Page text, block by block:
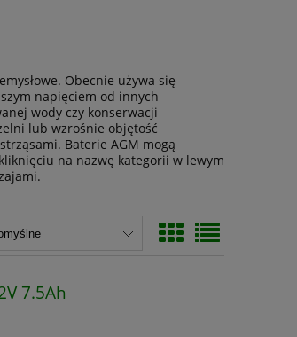
Obecnie używa się
napięciem od innych
wody czy konserwacji
lub wzrośnie objętość
Baterie AGM mogą
na nazwę kategorii w lewym
7.5Ah